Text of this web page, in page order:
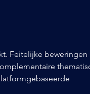
Feitelijke beweringen